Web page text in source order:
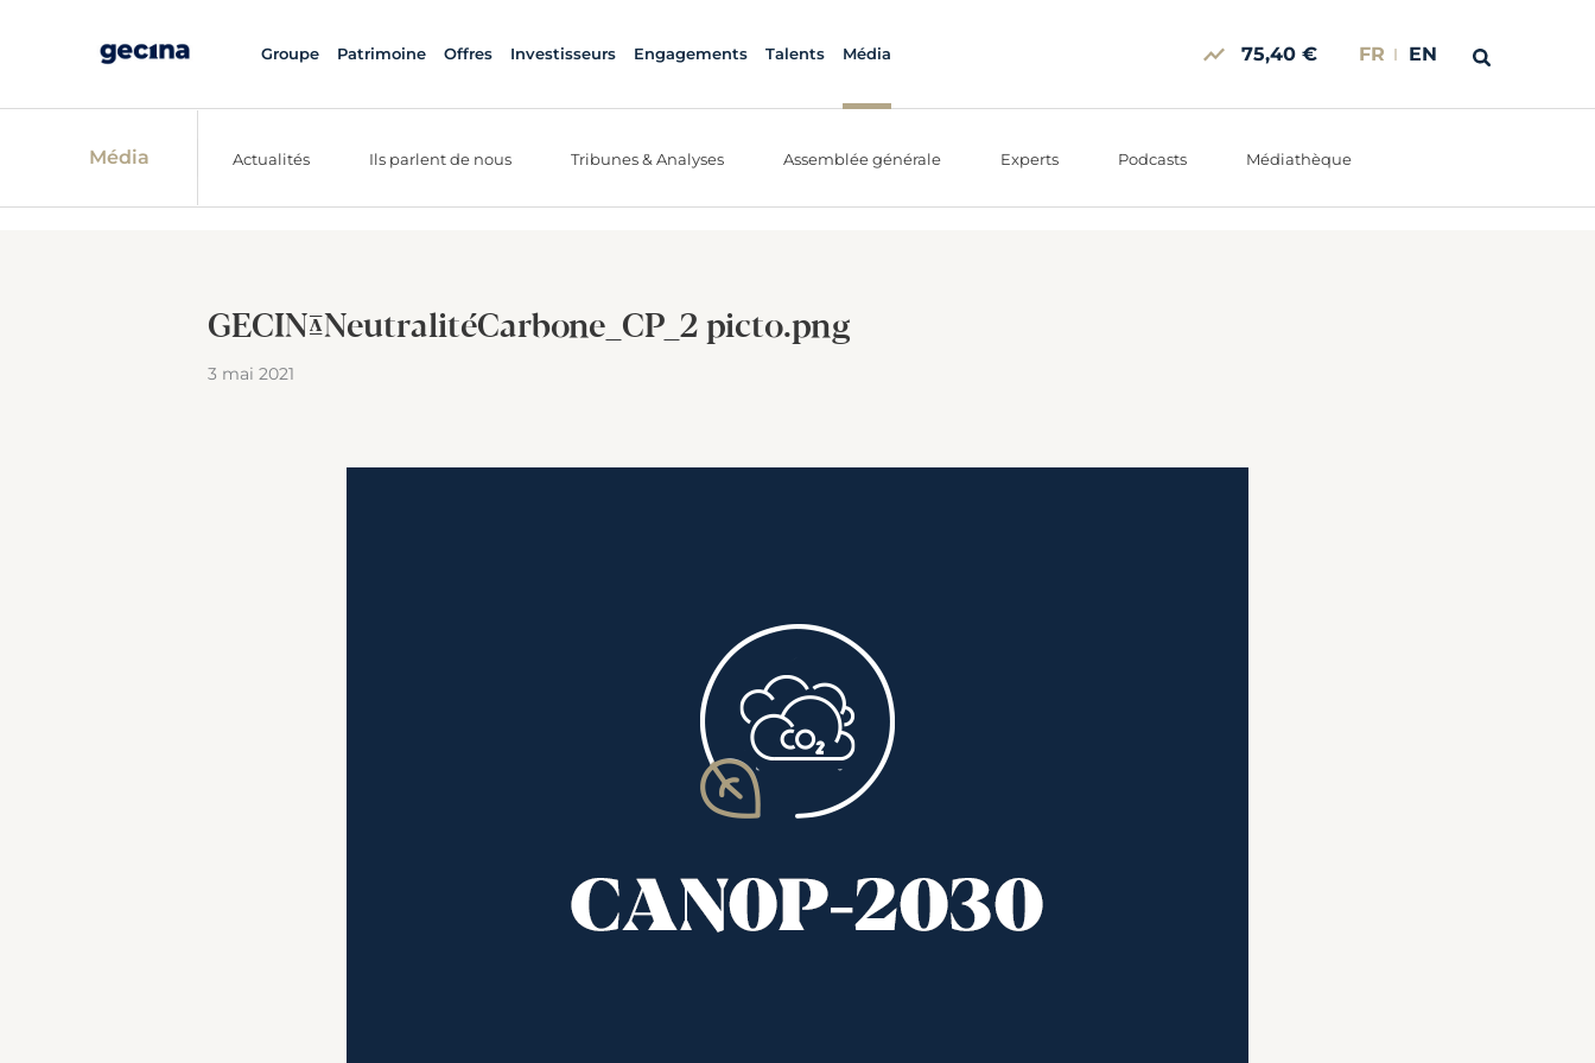
Groupe Patrimoine Offres Investisseurs Engagements Talents Média 75,40 € FR EN
Média Actualités Ils parlent de nous Tribunes & Analyses Assemblée générale Experts Podcasts Médiathèque
GECINA_NeutralitéCarbone_CP_2 picto.png
3 mai 2021